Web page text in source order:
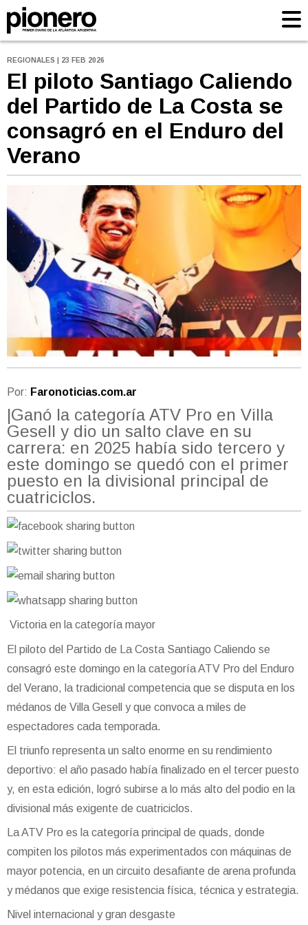
REGIONALES | 23 FEB 2026
El piloto Santiago Caliendo
del Partido de La Costa se
consagró en el Enduro del
Verano
Por: Faronoticias.com.ar
|Ganó la categoría ATV Pro en Villa
Gesell y dio un salto clave en su
carrera: en 2025 había sido tercero y
este domingo se quedó con el primer
puesto en la divisional principal de
cuatriciclos.
Victoria en la categoría mayor
El piloto del Partido de La Costa Santiago Caliendo se
consagró este domingo en la categoría ATV Pro del Enduro
del Verano, la tradicional competencia que se disputa en los
médanos de Villa Gesell y que convoca a miles de
espectadores cada temporada.
El triunfo representa un salto enorme en su rendimiento
deportivo: el año pasado había finalizado en el tercer puesto
y, en esta edición, logró subirse a lo más alto del podio en la
divisional más exigente de cuatriciclos.
La ATV Pro es la categoría principal de quads, donde
compiten los pilotos más experimentados con máquinas de
mayor potencia, en un circuito desafiante de arena profunda
y médanos que exige resistencia física, técnica y estrategia.
Nivel internacional y gran desgaste